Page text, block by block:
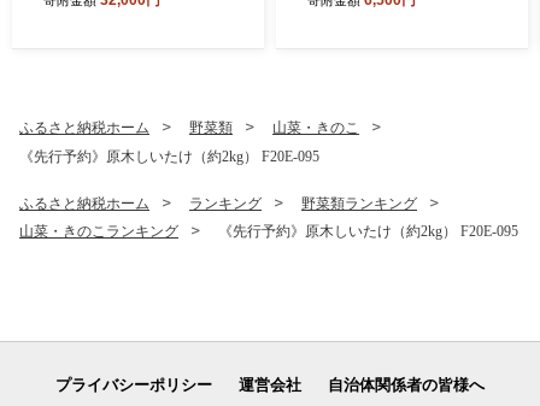
＞ 1ケース(48個入) こんにゃ
どらやき 銘菓 まゆ菓優 田島
ふるさと納税ホーム 野菜類
山菜・きのこ
《先行予約》原木しいたけ（約2kg） F20E-095
ふるさと納税ホーム ランキング
野菜類ランキング
山菜・きのこランキング
《先行予約》原木しいたけ（約2kg） F20E-095
プライバシーポリシー 運営会社 自治体関係者の皆様へ